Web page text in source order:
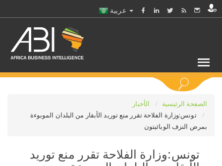
حدد ملفا
الصفحة الرئيسية
الأخبار
تونس:وزارة الفلاحة تقرر منع توريد الأبقار من البلدان الموبوءة
بمرض النزف الوبائيتون
تونس:وزارة الفلاحة تقرر منع توريد